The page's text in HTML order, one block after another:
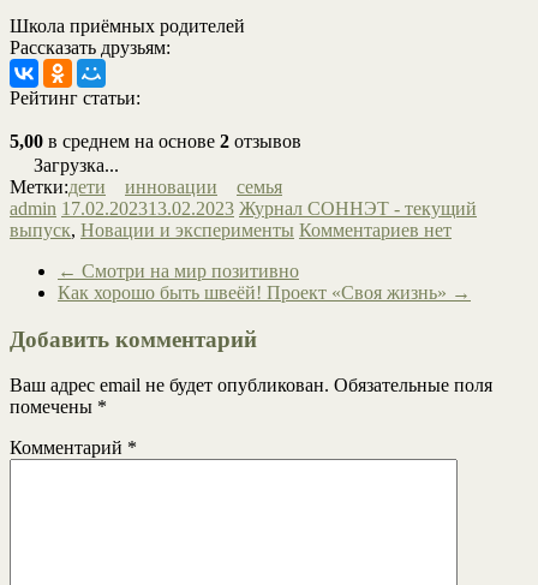
Школа приёмных родителей
Рассказать друзьям:
Рейтинг статьи:
5,00 в среднем на основе 2 отзывов
Загрузка...
Метки:дети инновации
семья
admin 17.02.202313.02.2023 Журнал СОННЭТ - текущий
выпуск, Новации и эксперименты Комментариев нет
← Смотри на мир позитивно
Как хорошо быть швеёй! Проект «Своя жизнь» →
Добавить комментарий
Ваш адрес email не будет опубликован. Обязательные поля
помечены *
Комментарий *